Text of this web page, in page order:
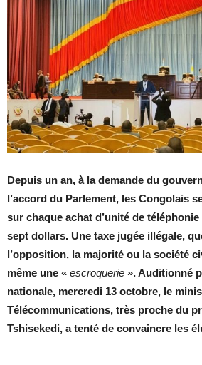
Depuis un an, à la demande du
l’accord du Parlement, les Congolais
sur chaque achat d’unité de
sept dollars. Une taxe jugée illégale,
l’opposition, la majorité ou la société
même une « escroquerie ». Auditionné
nationale, mercredi 13 octobre, le
Télécommunications, très proche du
Tshisekedi, a tenté de convaincre les